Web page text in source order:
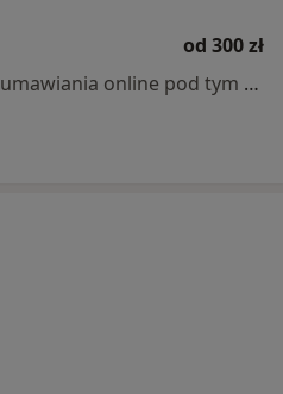
od 300 zł
Specjalista nie oferuje umawiania online pod tym adresem.